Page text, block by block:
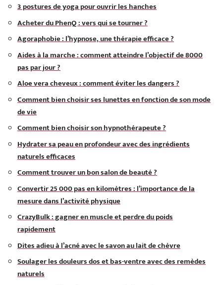
3 postures de yoga pour ouvrir les hanches
Acheter du PhenQ : vers qui se tourner ?
Agoraphobie : l’hypnose, une thérapie efficace ?
Aides à la marche : comment atteindre l’objectif de 8000
pas par jour ?
Aloe vera cheveux : comment éviter les dangers ?
Comment bien choisir ses lunettes en fonction de son mode
de vie
Comment bien choisir son hypnothérapeute ?
Hydrater sa peau en profondeur avec des ingrédients
naturels efficaces
Comment trouver un bon salon de beauté ?
Convertir 25 000 pas en kilomètres : l’importance de la
mesure dans l’activité physique
CrazyBulk : gagner en muscle et perdre du poids
rapidement
Dites adieu à l’acné avec le savon au lait de chèvre
Soulager les douleurs dos et bas-ventre avec des remèdes
naturels